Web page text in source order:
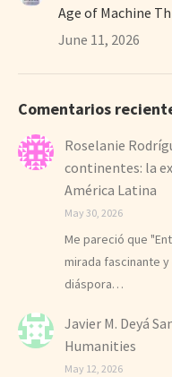
Age of Machine
June 11, 2026
Comentarios
Roselanie
continentes: la
América Latina
May 30, 2026
Me pareció que
mirada fascinante
diáspora…
Javier M. Deyá
Humanities
May 12, 2026